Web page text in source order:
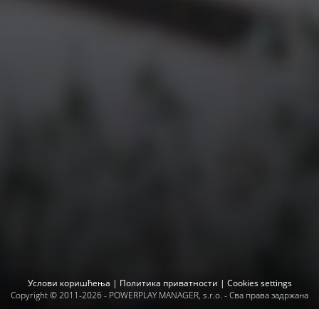
Услови коришћења | Политика приватности | Cookies settings
Copyright © 2011-2026 - POWERPLAY MANAGER, s.r.o. - Сва права задржана